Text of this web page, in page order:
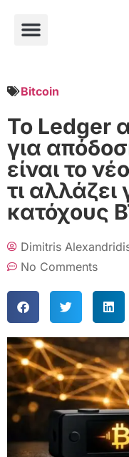
Bitcoin
Το Ledger
για
είναι το
τι αλλάζει
κατόχους
Dimitris
No Comments